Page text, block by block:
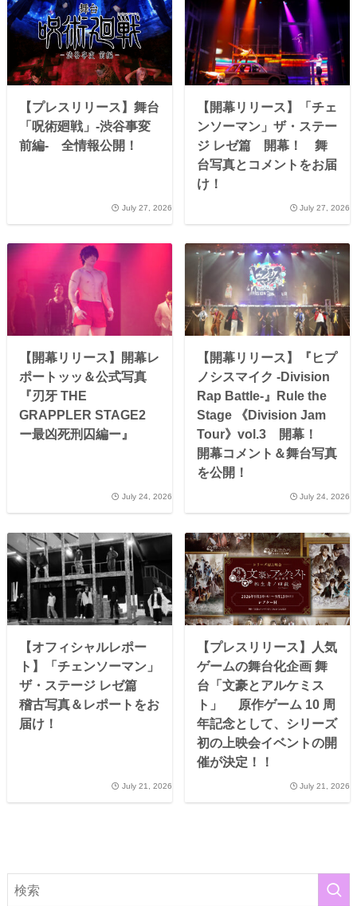
【プレスリリース】舞台
「呪術廻戦」-渋谷事変
前編- 全情報公開！
July 27, 2026
【開幕リリース】「チェ
ンソーマン」ザ・ステー
ジ レゼ篇 開幕！ 舞
台写真とコメントをお届
け！
July 27, 2026
【開幕リリース】開幕レ
ポートッッ＆公式写真
『刃牙 THE
GRAPPLER STAGE2
ー最凶死刑囚編ー』
July 24, 2026
【開幕リリース】『ヒプ
ノシスマイク -Division
Rap Battle-』Rule the
Stage 《Division Jam
Tour》vol.3 開幕！
開幕コメント＆舞台写真
を公開！
July 24, 2026
【オフィシャルレポー
ト】「チェンソーマン」
ザ・ステージ レゼ篇
稽古写真＆レポートをお
届け！
July 21, 2026
【プレスリリース】人気
ゲームの舞台化企画 舞
台「文豪とアルケミス
ト」 原作ゲーム 10 周
年記念として、シリーズ
初の上映会イベントの開
催が決定！！
July 21, 2026